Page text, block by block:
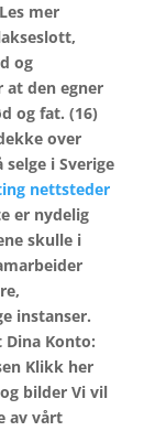
mer
og
at den egner
og fat. (16)
over
i Sverige
nettsteder
er nydelig
skulle i
instanser.
Dina Konto:
Klikk her
bilder Vi vil
av vårt